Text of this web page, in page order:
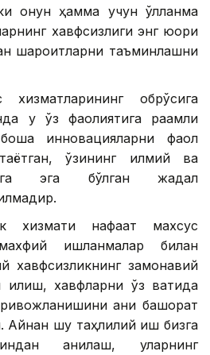
қонун ҳамма учун қўлланма
хавфсизлиги энг юқори
шароитларни таъминлашни
хизматларининг обрўсига
у ўз фаолиятига рақамли
инновацияларни фаол
ўзининг илмий ва
эга бўлган жадал
хизмати нафақат махсус
ишланмалар билан
хавфсизликнинг замонавий
қилиш, хавфларни ўз вақтида
ривожланишини аниқ башорат
Айнан шу таҳлилий иш бизга
аниқлаш, уларнинг